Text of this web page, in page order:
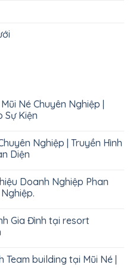
Né Chuyên Nghiệp |
Sự Kiện
Nghiệp | Truyền Hình
Diện
Doanh Nghiệp Phan
Gia Đình tại resort
Team building tại Mũi Né |